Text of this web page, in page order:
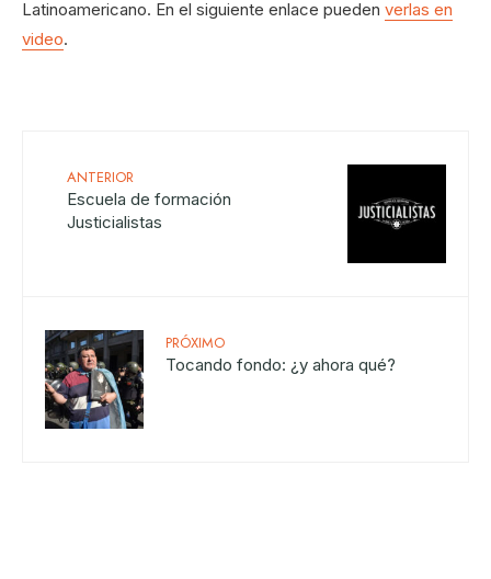
Latinoamericano. En el siguiente enlace pueden verlas en
video.
ANTERIOR
Escuela de formación
Justicialistas
PRÓXIMO
Tocando fondo: ¿y ahora qué?